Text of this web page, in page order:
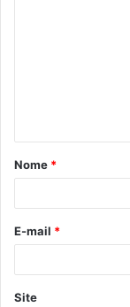
á
r
*
Nome *
E-mail *
Site